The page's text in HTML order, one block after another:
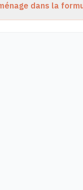
dans la